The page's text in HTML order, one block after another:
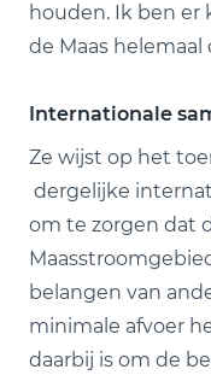
houden. Ik ben er
de Maas
Internationale
Ze wijst op het
dergelijke
om te zorgen dat
belangen van
minimale afvoer
daarbij is om de